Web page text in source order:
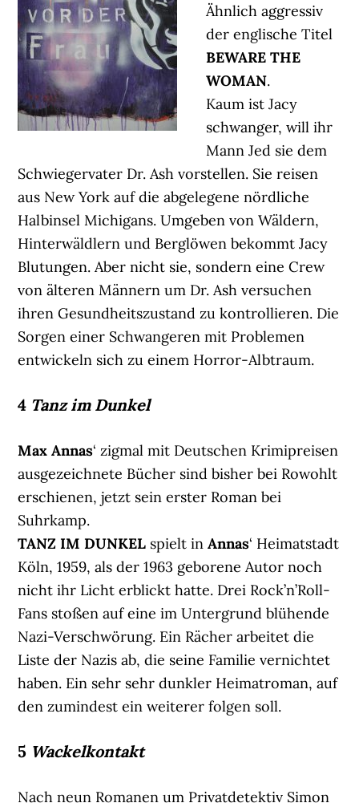
Ähnlich aggressiv
der englische Titel
BEWARE THE
WOMAN.
Kaum ist Jacy
schwanger, will ihr
Mann Jed sie dem
Schwiegervater Dr. Ash vorstellen. Sie reisen
aus New York auf die abgelegene nördliche
Halbinsel Michigans. Umgeben von Wäldern,
Hinterwäldlern und Berglöwen bekommt Jacy
Blutungen. Aber nicht sie, sondern eine Crew
von älteren Männern um Dr. Ash versuchen
ihren Gesundheitszustand zu kontrollieren. Die
Sorgen einer Schwangeren mit Problemen
entwickeln sich zu einem Horror-Albtraum.
4 Tanz im Dunkel
Max Annas‘ zigmal mit Deutschen Krimipreisen
ausgezeichnete Bücher sind bisher bei Rowohlt
erschienen, jetzt sein erster Roman bei
Suhrkamp.
TANZ IM DUNKEL spielt inAnnas‘ Heimatstadt
Köln, 1959, als der 1963 geborene Autor noch
nicht ihr Licht erblickt hatte. Drei Rock’n’Roll-
Fans stoßen auf eine im Untergrund blühende
Nazi-Verschwörung. Ein Rächer arbeitet die
Liste der Nazis ab, die seine Familie vernichtet
haben. Ein sehr sehr dunkler Heimatroman, auf
den zumindest ein weiterer folgen soll.
5 Wackelkontakt
Nach neun Romanen um Privatdetektiv Simon